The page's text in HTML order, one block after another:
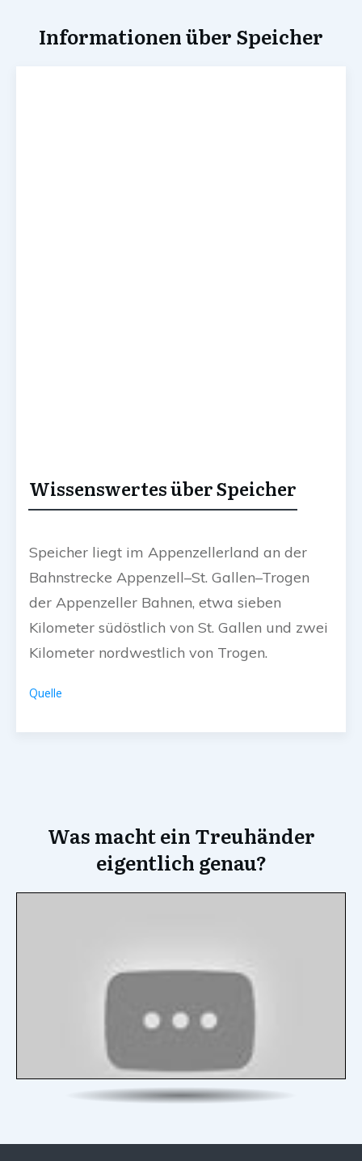
Informationen über Speicher
Wissenswertes über Speicher
Speicher liegt im Appenzellerland an der
Bahnstrecke Appenzell–St. Gallen–Trogen
der Appenzeller Bahnen, etwa sieben
Kilometer südöstlich von St. Gallen und zwei
Kilometer nordwestlich von Trogen.
Quelle
Was macht ein Treuhänder
eigentlich genau?